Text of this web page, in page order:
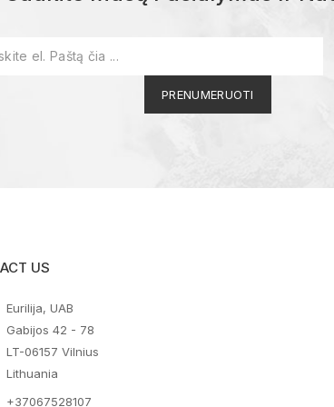
US
Eurilija, UAB
Gabijos 42 - 78
LT-06157 Vilnius
Lithuania
+37067528107